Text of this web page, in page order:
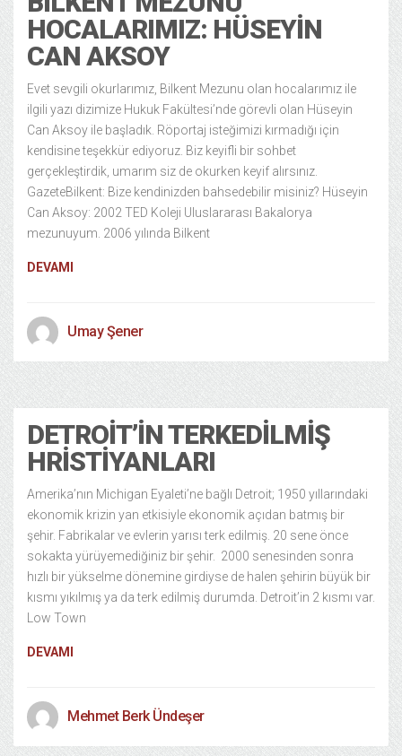
HOCALARIMIZ: HÜSEYIN
CAN AKSOY
Evet sevgili okurlarımız, Bilkent Mezunu olan hocalarımız ile
ilgili yazı dizimize Hukuk Fakültesi’nde görevli olan Hüseyin
Can Aksoy ile başladık. Röportaj isteğimizi kırmadığı için
kendisine teşekkür ediyoruz. Biz keyifli bir sohbet
gerçekleştirdik, umarım siz de okurken keyif alırsınız.
GazeteBilkent: Bize kendinizden bahsedebilir misiniz? Hüseyin
Can Aksoy: 2002 TED Koleji Uluslararası Bakalorya
mezunuyum. 2006 yılında Bilkent
DEVAMI
Umay Şener
DETROIT’IN TERKEDILMIŞ
HRISTIYANLARI
Amerika’nın Michigan Eyaleti’ne bağlı Detroit; 1950 yıllarındaki
ekonomik krizin yan etkisiyle ekonomik açıdan batmış bir
şehir. Fabrikalar ve evlerin yarısı terk edilmiş. 20 sene önce
sokakta yürüyemediğiniz bir şehir. 2000 senesinden sonra
hızlı bir yükselme dönemine girdiyse de halen şehirin büyük bir
kısmı yıkılmış ya da terk edilmiş durumda. Detroit’in 2 kısmı var.
Low Town
DEVAMI
Mehmet Berk Ündeşer